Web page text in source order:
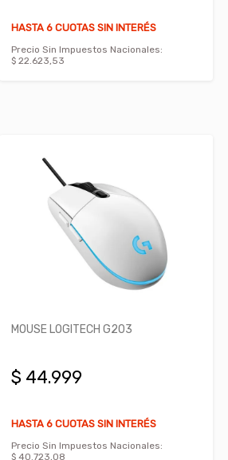
HASTA 6 CUOTAS SIN INTERÉS
Precio Sin Impuestos Nacionales:
$ 22.623,53
MOUSE LOGITECH G203
$ 44.999
HASTA 6 CUOTAS SIN INTERÉS
Precio Sin Impuestos Nacionales:
$ 40.723,08